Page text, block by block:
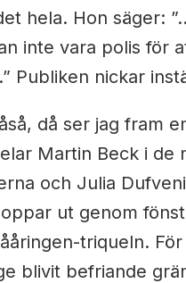
hela. Hon säger:
inte vara polis för
Publiken nickar
då ser jag fram
Martin Beck i de
och Julia
ut genom
triqueln.
blivit befriande